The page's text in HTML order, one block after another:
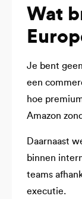
Wat
Je bent
een
hoe
Amazon
Daarnaast
binnen
teams
executie.